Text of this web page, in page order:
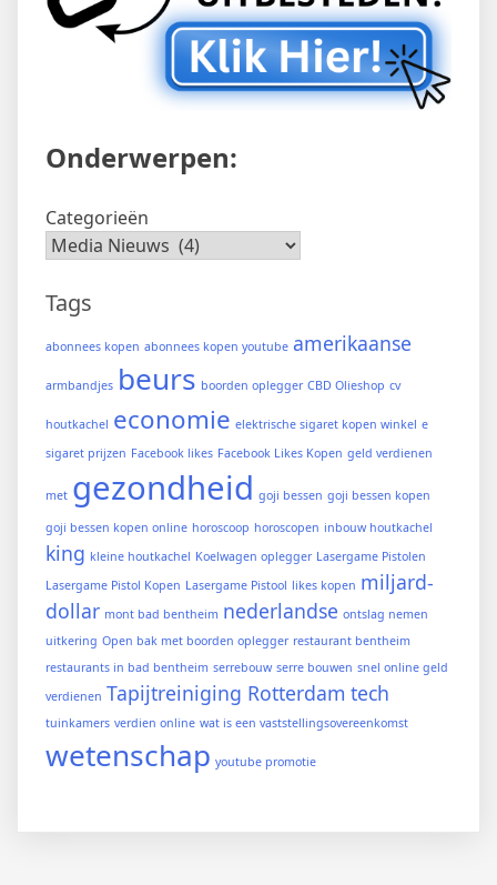
Onderwerpen:
Categorieën
Tags
abonnees kopen abonnees kopen youtube amerikaanse
armbandjes beurs boorden oplegger CBD Olieshop cv
houtkachel economie elektrische sigaret kopen winkel e
sigaret prijzen Facebook likes Facebook Likes Kopen geld verdienen
met gezondheid goji bessen goji bessen kopen
goji bessen kopen online horoscoop horoscopen inbouw houtkachel
king kleine houtkachel Koelwagen oplegger Lasergame Pistolen
Lasergame Pistol Kopen Lasergame Pistool likes kopen miljard-
dollar mont bad bentheim nederlandse ontslag nemen
uitkering Open bak met boorden oplegger restaurant bentheim
restaurants in bad bentheim serrebouw serre bouwen snel online geld
verdienen Tapijtreiniging Rotterdam tech
tuinkamers verdien online wat is een vaststellingsovereenkomst
wetenschap youtube promotie